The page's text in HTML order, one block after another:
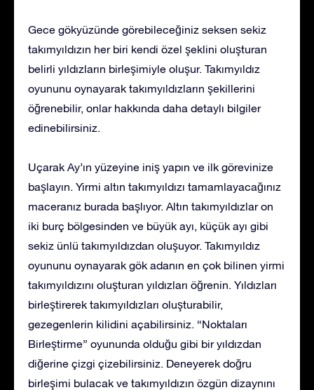
Gece gökyüzünde görebileceğiniz seksen sekiz
takımyıldızın her biri kendi özel şeklini oluşturan
belirli yıldızların birleşimiyle oluşur. Takımyıldız
oyununu oynayarak takımyıldızların şekillerini
öğrenebilir, onlar hakkında daha detaylı bilgiler
edinebilirsiniz.
Uçarak Ay’ın yüzeyine iniş yapın ve ilk görevinize
başlayın. Yirmi altın takımyıldızı tamamlayacağınız
maceranız burada başlıyor. Altın takımyıldızlar on
iki burç bölgesinden ve büyük ayı, küçük ayı gibi
sekiz ünlü takımyıldızdan oluşuyor. Takımyıldız
oyununu oynayarak gök adanın en çok bilinen yirmi
takımyıldızını oluşturan yıldızları öğrenin. Yıldızları
birleştirerek takımyıldızları oluşturabilir,
gezegenlerin kilidini açabilirsiniz. “Noktaları
Birleştirme” oyununda olduğu gibi bir yıldızdan
diğerine çizgi çizebilirsiniz. Deneyerek doğru
birleşimi bulacak ve takımyıldızın özgün dizaynını